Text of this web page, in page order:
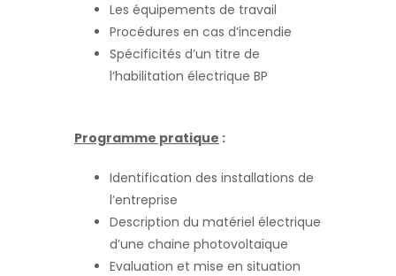
Les équipements de travail
Procédures en cas d’incendie
Spécificités d’un titre de
l’habilitation électrique BP
Programme pratique :
Identification des installations de
l’entreprise
Description du matériel électrique
d’une chaine photovoltaïque
Evaluation et mise en situation